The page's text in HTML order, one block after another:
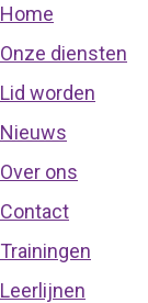
Home
Onze diensten
Lid worden
Nieuws
Over ons
Contact
Trainingen
Leerlijnen